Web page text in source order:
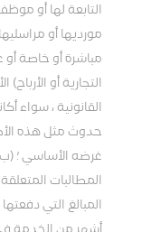
التابعة لها أو
مورديها أو
مباشرة أو خاصة أو
التجارية أو
القانونية ، سواء
حدوث مثل هذه
غرضه الأساسي ؛